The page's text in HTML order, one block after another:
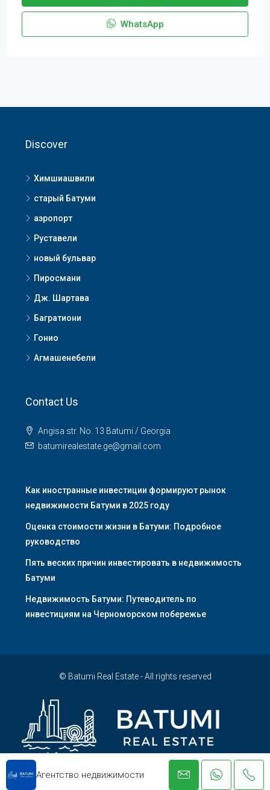
WhatsApp
Агентство недвижимости
Discover
Химшиашвили
старый Батуми
аэропорт
Руставели
новый бульвар
Пиросмани
Дж. Шартава
Багратиони
Гонио
Агмашенебели
Contact Us
Angisa str. No. 13 Batumi / Georgia
batumirealestate.ge@gmail.com
Как иностранные инвестиции формируют рынок
недвижимости Батуми в 2025 году
Оценка стоимости жизни в Батуми: Подробное
руководство
Пять веских причин инвестировать в недвижимость
Батуми
Недвижимость Батуми: Путеводитель по
инвестициям на Черноморском побережье
© Batumi Real Estate - All rights reserved